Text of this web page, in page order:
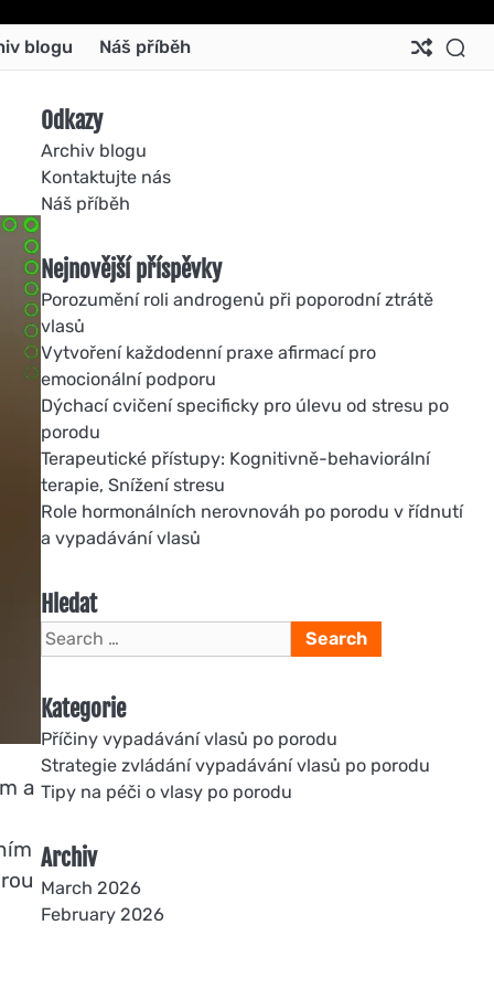
blogu Náš příběh
a
Odkazy
Archiv blogu
Kontaktujte nás
Náš příběh
Nejnovější příspěvky
Porozumění roli androgenů při poporodní ztrátě
vlasů
Vytvoření každodenní praxe afirmací pro
emocionální podporu
Dýchací cvičení specificky pro úlevu od stresu po
porodu
Terapeutické přístupy: Kognitivně-behaviorální
terapie, Snížení stresu
Role hormonálních nerovnováh po porodu v řídnutí
a vypadávání vlasů
Hledat
Search
for:
Kategorie
Příčiny vypadávání vlasů po porodu
Strategie zvládání vypadávání vlasů po porodu
Tipy na péči o vlasy po porodu
Archiv
March 2026
February 2026